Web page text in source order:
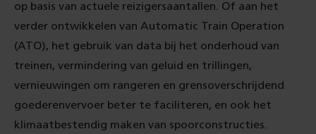
op basis van actuele reizigersaantallen. Of aan het
verder ontwikkelen van Automatic Train Operation
(ATO), het gebruik van data bij het onderhoud van
treinen, vermindering van geluid en trillingen,
vernieuwingen om rangeren en grensoverschrijdend
goederenvervoer beter te faciliteren, en ook het
klimaatbestendig maken van spoorconstructies.